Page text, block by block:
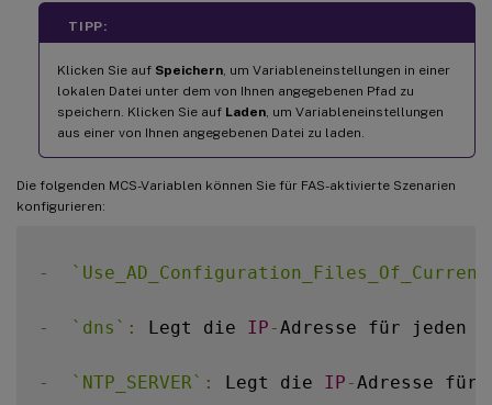
TIPP:
Klicken Sie auf Speichern, um Variableneinstellungen in einer
lokalen Datei unter dem von Ihnen angegebenen Pfad zu
speichern. Klicken Sie auf Laden, um Variableneinstellungen
aus einer von Ihnen angegebenen Datei zu laden.
Die folgenden MCS-Variablen können Sie für FAS-aktivierte Szenarien
konfigurieren:
- `
- ` dns ` : Legt die IP -Adresse für jeden
- ` NTP_SERVER` : Legt die IP -Adresse